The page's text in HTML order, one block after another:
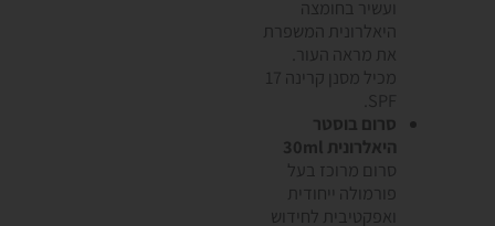
ועשיר בחומצה
היאלרונית המשפרת
את מראה העור.
מכיל מסנן קרינה 17
SPF.
סרום בוסטר
היאלרונית 30ml
סרום מרוכז בעל
פורמולה ייחודית
ואפקטיבית לחידוש